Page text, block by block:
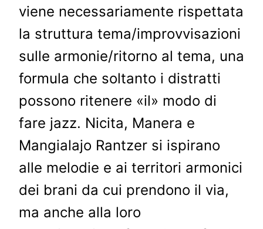
viene necessariamente rispettata
la struttura tema/improvvisazioni
sulle armonie/ritorno al tema, una
formula che soltanto i distratti
possono ritenere «il» modo di
fare jazz. Nicita, Manera e
Mangialajo Rantzer si ispirano
alle melodie e ai territori armonici
dei brani da cui prendono il via,
ma anche alla loro